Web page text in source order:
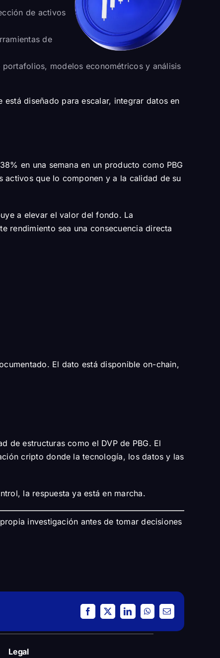
de activos
de
modelos econométricos y análisis
diseñado para escalar, integrar datos en
en una semana en un producto como PBG
que lo componen y a la calidad de su
a elevar el valor del fondo. La
rendimiento sea una consecuencia directa
El dato está disponible on-chain,
de estructuras como el DVP de PBG. El
cripto donde la tecnología, los datos y las
la respuesta ya está en marcha.
investigación antes de tomar decisiones
Facebook
X LinkedInWhatsApp
Email
Legal